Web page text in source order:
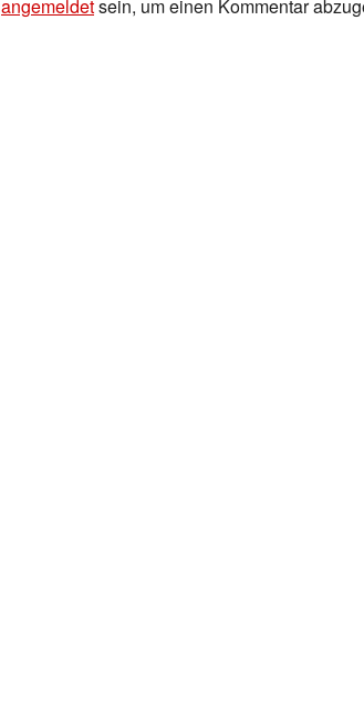
angemeldetsein, um einen Kommentar